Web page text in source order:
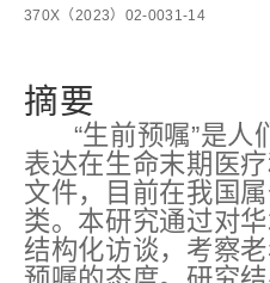
370X（2023）02-0031-14
摘要
“生前预嘱”是
表达在生命末期医
文件，目前在我国
类。本研究通过对
结构化访谈，考察